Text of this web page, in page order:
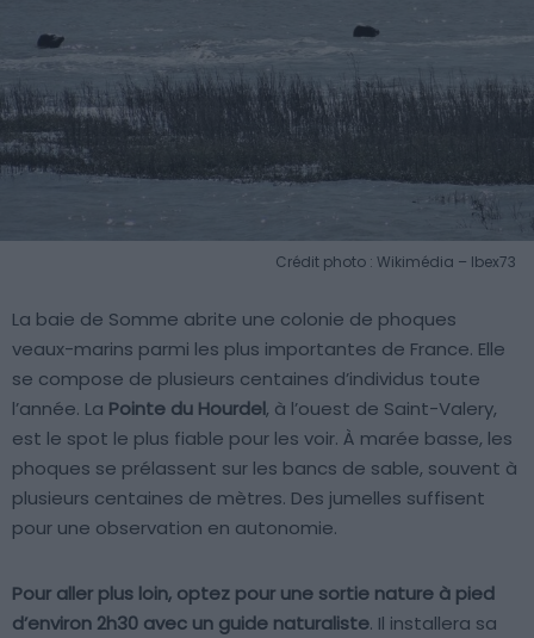
Crédit photo : Wikimédia – Ibex73
La baie de Somme abrite une colonie de phoques
veaux-marins parmi les plus importantes de France. Elle
se compose de plusieurs centaines d’individus toute
l’année. La Pointe du Hourdel, à l’ouest de Saint-Valery,
est le spot le plus fiable pour les voir. À marée basse, les
phoques se prélassent sur les bancs de sable, souvent à
plusieurs centaines de mètres. Des jumelles suffisent
pour une observation en autonomie.
Pour aller plus loin, optez pour une sortie nature à pied
d’environ 2h30 avec un guide naturaliste. Il installera sa